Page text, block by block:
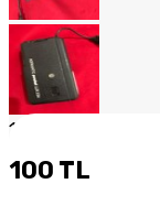
1
100 TL